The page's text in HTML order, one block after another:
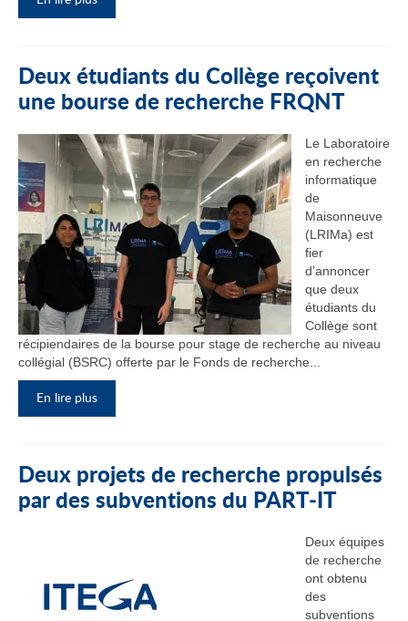
Deux étudiants du Collège reçoivent
une bourse de recherche FRQNT
Le Laboratoire
en recherche
informatique
de
Maisonneuve
(LRIMa) est
fier
d’annoncer
que deux
étudiants du
Collège sont
récipiendaires de la bourse pour stage de recherche au niveau
collégial (BSRC) offerte par le Fonds de recherche...
En lire plus
Deux projets de recherche propulsés
par des subventions du PART‑IT
Deux équipes
de recherche
ont obtenu
des
subventions